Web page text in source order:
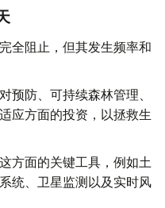
全阻止，但其发生频率和
预防、可持续森林管理、
应方面的投资，以拯救生
方面的关键工具，例如土
统、卫星监测以及实时风